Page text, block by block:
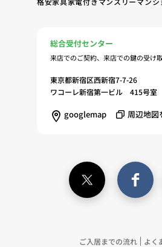
総合受付センター
来店でのご契約、来店での鍵の受け
東京都新宿区西新宿7-7-26
ワコーレ新宿第一ビル 415号室
googlemap 周辺地図
ご入居までの流れ よく